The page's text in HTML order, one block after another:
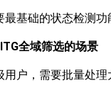
最基础的状态检测功
全域筛选的场景
用户，需要批量处理